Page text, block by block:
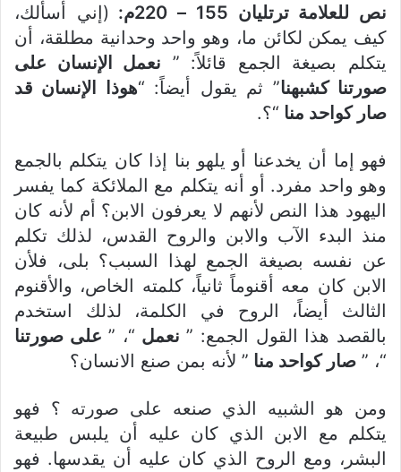
نص للعلامة ترتليان 155 – 220م:
(إني أسألك،
كيف يمكن لكائن ما، وهو واحد وحدانية مطلقة، أن
يتكلم بصيغة الجمع قائلاً: ” نعمل الإنسان على
صورتنا كشبهنا” ثم يقول أيضاً: “هوذا الإنسان قد
صار كواحد منا “؟.
فهو إما أن يخدعنا أو يلهو بنا إذا كان يتكلم بالجمع
وهو واحد مفرد. أو أنه يتكلم مع الملائكة كما يفسر
اليهود هذا النص لأنهم لا يعرفون الابن؟ أم لأنه كان
منذ البدء الآب والابن والروح القدس، لذلك تكلم
عن نفسه بصيغة الجمع لهذا السبب؟ بلى، فلأن
الابن كان معه أقنوماً ثانياً، كلمته الخاص، والأقنوم
الثالث أيضاً، الروح في الكلمة، لذلك استخدم
بالقصد هذا القول الجمع: ” نعمل “، ” على صورتنا
“، ” صار كواحد منا ” لأنه بمن صنع الانسان؟
ومن هو الشبيه الذي صنعه على صورته ؟ فهو
يتكلم مع الابن الذي كان عليه أن يلبس طبيعة
البشر، ومع الروح الذي كان عليه أن يقدسها. فهو